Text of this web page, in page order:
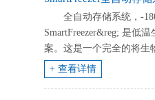
全自动存储系统，-
SmartFreezer&reg; 是低
案。这是一个完全的将生
（气相液氮）的自动化系
和建造...
+ 查看详情